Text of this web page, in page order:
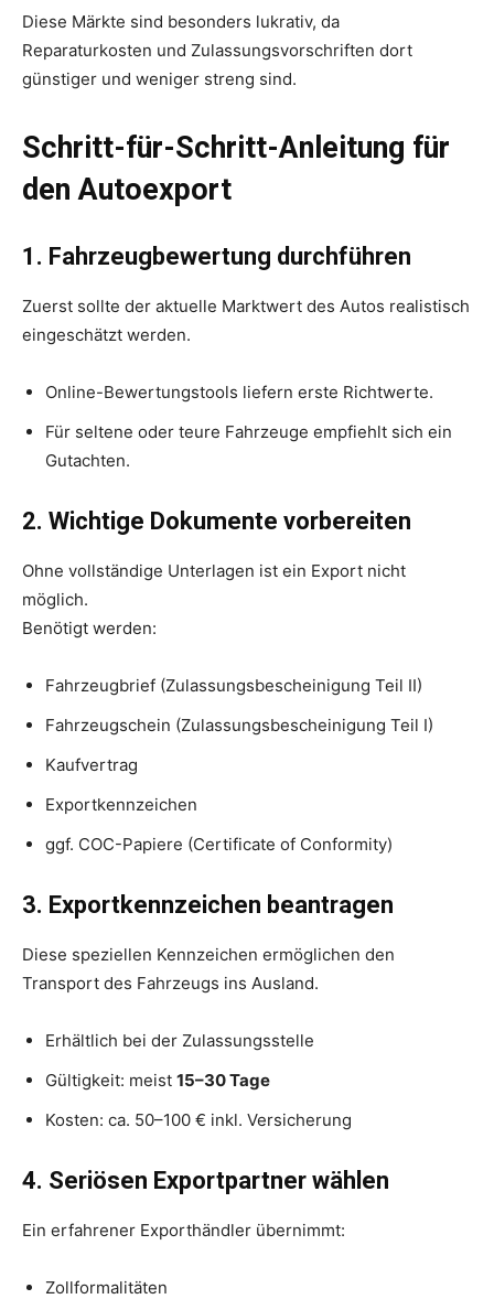
Diese Märkte sind besonders lukrativ, da
Reparaturkosten und Zulassungsvorschriften dort
günstiger und weniger streng sind.
Schritt-für-Schritt-Anleitung für
den Autoexport
1. Fahrzeugbewertung durchführen
Zuerst sollte der aktuelle Marktwert des Autos realistisch
eingeschätzt werden.
Online-Bewertungstools liefern erste Richtwerte.
Für seltene oder teure Fahrzeuge empfiehlt sich ein
Gutachten.
2. Wichtige Dokumente vorbereiten
Ohne vollständige Unterlagen ist ein Export nicht
möglich.
Benötigt werden:
Fahrzeugbrief (Zulassungsbescheinigung Teil II)
Fahrzeugschein (Zulassungsbescheinigung Teil I)
Kaufvertrag
Exportkennzeichen
ggf. COC-Papiere (Certificate of Conformity)
3. Exportkennzeichen beantragen
Diese speziellen Kennzeichen ermöglichen den
Transport des Fahrzeugs ins Ausland.
Erhältlich bei der Zulassungsstelle
Gültigkeit: meist 15–30 Tage
Kosten: ca. 50–100 € inkl. Versicherung
4. Seriösen Exportpartner wählen
Ein erfahrener Exporthändler übernimmt:
Zollformalitäten